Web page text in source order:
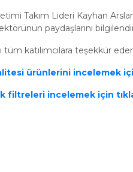
Takım Lideri Kayhan
paydaşlarını
tüm katılımcılara teşekkür
ürünlerini incelemek
filtreleri incelemek için